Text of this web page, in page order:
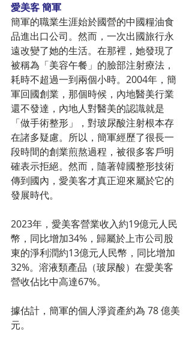
愛美客 簡軍
簡軍的職業生涯始於國營的中國糧油食
品進出口公司。然而，一次出國旅行永
遠改變了她的生活。在那裡，她發現了
被稱為「美容午餐」的臉部注射療法，
耗時不超過一到兩個小時。2004年，簡
軍回國創業，那個時候，內地醫美行業
還不發達，內地人對醫美的認識就是
「做手術整形」，對玻尿酸注射根本存
在諸多疑慮。所以，簡軍經歷了很長一
段時間的創業煎熬過程，被很多客戶明
確表示拒絕。然而，隨著韓國整形技術
傳到國內，愛美客才真正迎來屬於它的
發展時代。
2023年，愛美客營業收入約19億元人民
幣，同比增加34%，歸屬於上市公司股
東的淨利潤約13億元人民幣，同比增加
32%。溶液類產品（玻尿酸）在愛美客
營收佔比中高達67%。
據估計，簡軍的個人淨資產約為 78 億美
元。